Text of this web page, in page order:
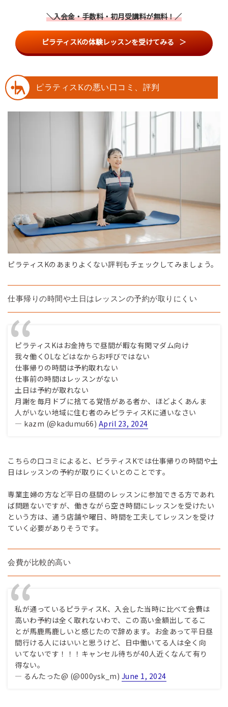
＼入会金・手数料・初月受講料が無料！／
ピラティスKの体験レッスンを受けてみる
ピラティスKの悪い口コミ、評判
ピラティスKのあまりよくない評判もチェックしてみましょう。
仕事帰りの時間や土日はレッスンの予約が取りにくい
ピラティスKはお金持ちで昼間が暇な有閑マダム向け
我々働くOLなどはなからお呼びではない
仕事帰りの時間は予約取れない
仕事前の時間はレッスンがない
土日は予約が取れない
月謝を毎月ドブに捨てる覚悟がある者か、ほどよくあんま
人がいない地域に住む者のみピラティスKに通いなさい
— kazm (@kadumu66) April 23, 2024
こちらの口コミによると、ピラティスKでは仕事帰りの時間や土
日はレッスンの予約が取りにくいとのことです。
専業主婦の方など平日の昼間のレッスンに参加できる方であれ
ば問題ないですが、働きながら空き時間にレッスンを受けたい
という方は、通う店舗や曜日、時間を工夫してレッスンを受け
ていく必要がありそうです。
会費が比較的高い
私が通っているピラティスK、入会した当時に比べて会費は
高いわ予約は全く取れないわで、この高い金額出してるこ
とが馬鹿馬鹿しいと感じたので辞めます。お金あって平日昼
間行ける人にはいいと思うけど、日中働いてる人は全く向
いてないです！！！キャンセル待ちが40人近くなんて有り
得ない。
— るんたった@ (@000ysk_m) June 1, 2024